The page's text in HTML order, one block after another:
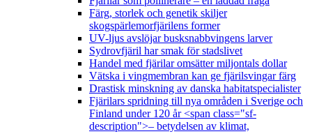
Färg, storlek och genetik skiljer
skogspärlemorfjärilens former
UV-ljus avslöjar busksnabbvingens larver
Sydrovfjäril har smak för stadslivet
Handel med fjärilar omsätter miljontals dollar
Vätska i vingmembran kan ge fjärilsvingar färg
Drastisk minskning av danska habitatspecialister
Fjärilars spridning till nya områden i Sverige och
Finland under 120 år <span class="sf-
description">– betydelsen av klimat,